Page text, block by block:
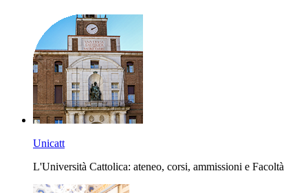
Unicatt
L'Università Cattolica: ateneo, corsi, ammissioni e Facoltà